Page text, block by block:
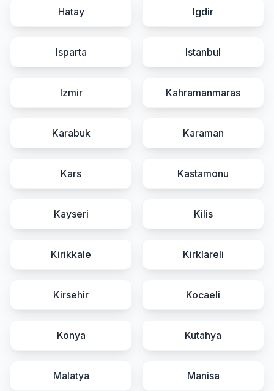
Hatay Igdir
Isparta Istanbul
Izmir Kahramanmaras
Karabuk Karaman
Kars Kastamonu
Kayseri Kilis
Kirikkale Kirklareli
Kirsehir Kocaeli
Konya Kutahya
Malatya Manisa